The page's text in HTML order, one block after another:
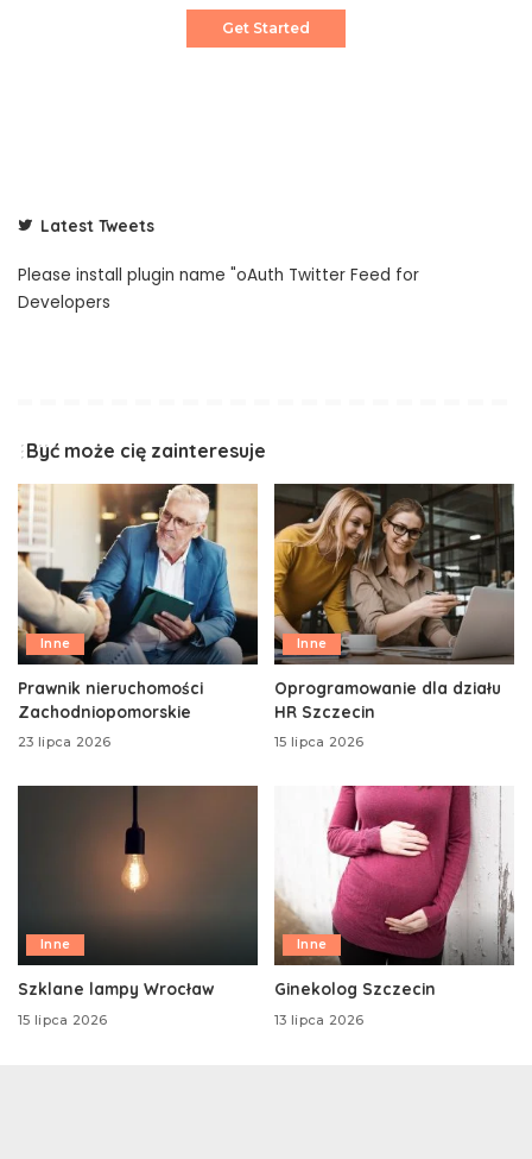
Get Started
Latest Tweets
Please install plugin name "oAuth Twitter Feed for
Developers
Być może cię zainteresuje
Inne
Prawnik nieruchomości
Zachodniopomorskie
23 lipca 2026
Inne
Oprogramowanie dla działu
HR Szczecin
15 lipca 2026
Inne
Szklane lampy Wrocław
15 lipca 2026
Inne
Ginekolog Szczecin
13 lipca 2026